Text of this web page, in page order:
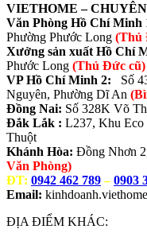
VIETHOME –
Văn Phòng Hồ Chí Minh
Phường Phước Long (Thủ
Xưởng sản xuất Hồ Chí
Phước Long (Thủ Đức cũ)
VP Hồ Chí Minh 2: Số
Nguyên, Phường Dĩ An
Đồng Nai: Số 328K Võ
Đắk Lắk : L237, Khu Eco
Thuột
Khánh Hòa: Đồng Nhơn
Văn Phòng)
ĐT: 0942 462 789–0903
Email:
ĐỊA ĐIỂM KHÁC: